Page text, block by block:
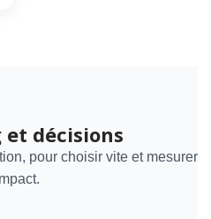
décisions
pour choisir vite et mesurer